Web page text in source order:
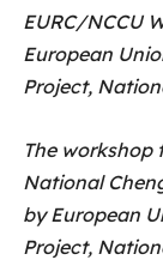
EURC/NCCU
European
Project,
The workshop
National
by European
Project,